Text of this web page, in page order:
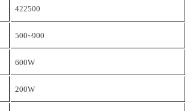
422500
500~900
600W
200W